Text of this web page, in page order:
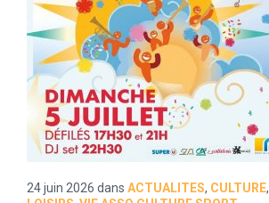
24 juin 2026 dans ACTUALITES, CULTURE,